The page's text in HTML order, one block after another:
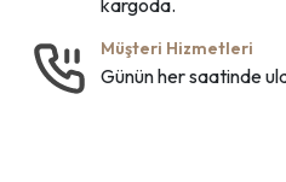
Müşteri Hizmetleri
Günün her saatinde